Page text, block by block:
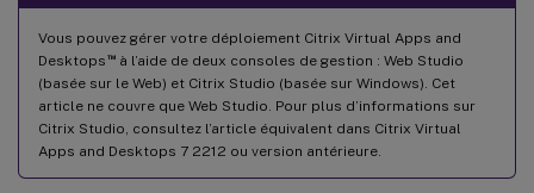
Vous pouvez gérer votre déploiement Citrix Virtual Apps and
Desktops ™à l’aide de deux consoles de gestion : Web Studio
(basée sur le Web) et Citrix Studio (basée sur Windows). Cet
article ne couvre que Web Studio. Pour plus d’informations sur
Citrix Studio, consultez l’article équivalent dans Citrix Virtual
Apps and Desktops 7 2212 ou version antérieure.